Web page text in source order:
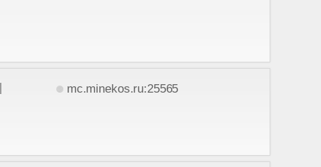
mc.minekos.ru:25565